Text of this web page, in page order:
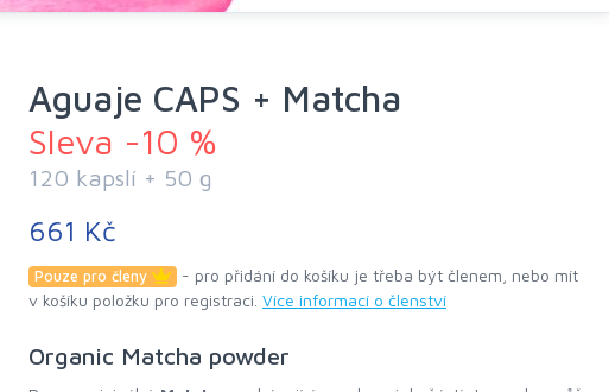
Aguaje CAPS + Matcha
Sleva -10 %
120 kapslí + 50 g
661 Kč
Pouze pro členy
- pro přidání do košíku je třeba být členem, nebo mít
v košíku položku pro registraci. Více informací o členství
Organic Matcha powder